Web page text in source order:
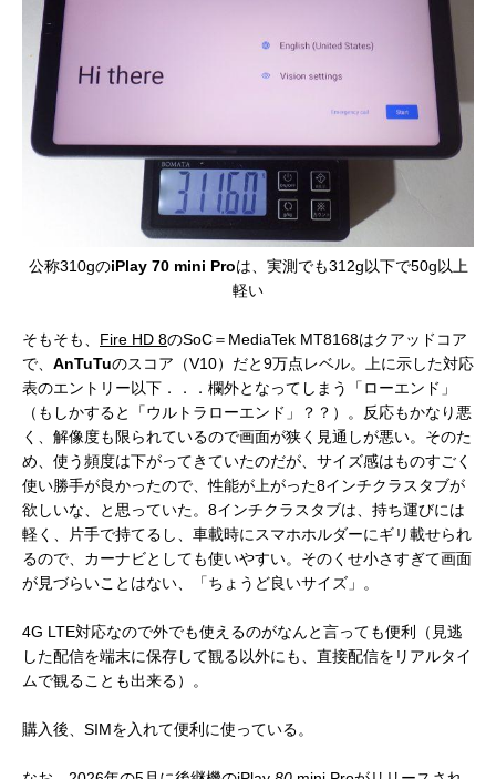
公称310gのiPlay 70 mini Proは、実測でも312g以下で50g以上
軽い
そもそも、 Fire HD 8のSoC＝MediaTek MT8168はクアッドコア
で、 AnTuTuのスコア（V10）だと9万点レベル。上に示した対応
表のエントリー以下．．．欄外となってしまう「ローエンド」
（もしかすると「ウルトラローエンド」？？）。反応もかなり悪
く、解像度も限られているので画面が狭く見通しが悪い。そのた
め、使う頻度は下がってきていたのだが、サイズ感はものすごく
使い勝手が良かったので、性能が上がった8インチクラスタブが
欲しいな、と思っていた。8インチクラスタブは、持ち運びには
軽く、片手で持てるし、車載時にスマホホルダーにギリ載せられ
るので、カーナビとしても使いやすい。そのくせ小さすぎて画面
が見づらいことはない、「ちょうど良いサイズ」。
4G LTE対応なので外でも使えるのがなんと言っても便利（見逃
した配信を端末に保存して観る以外にも、直接配信をリアルタイ
ムで観ることも出来る）。
購入後、SIMを入れて便利に使っている。